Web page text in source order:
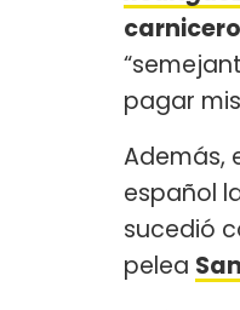
carnicero
pagar
Además,
español
sucedió
pelea